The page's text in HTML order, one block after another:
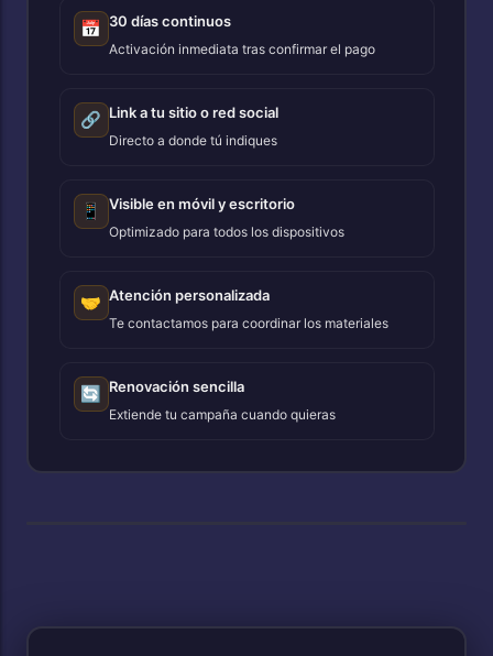
📅 30 días continuos
Activación inmediata tras confirmar el pago
🔗 Link a tu sitio o red social
Directo a donde tú indiques
📱 Visible en móvil y escritorio
Optimizado para todos los dispositivos
🤝 Atención personalizada
Te contactamos para coordinar los materiales
🔄 Renovación sencilla
Extiende tu campaña cuando quieras